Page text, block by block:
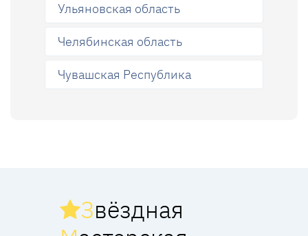
Ульяновская область
Челябинская область
Чувашская Республика
Звёздная